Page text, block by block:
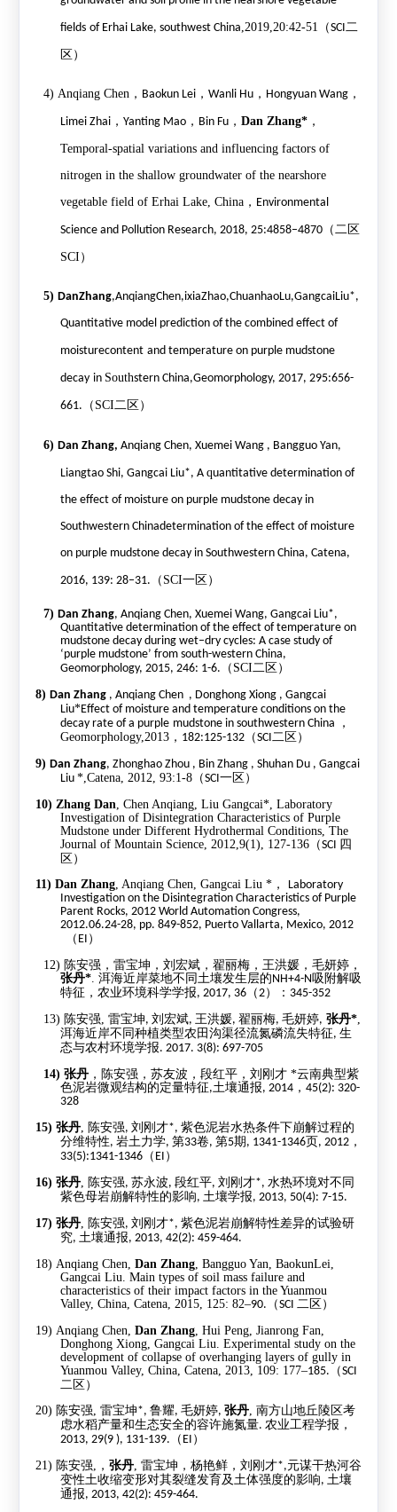
fields of Erhai Lake, southwest China ,2019,20:42-51 （SCI 二
区）
4) Anqiang Chen ， Baokun Lei， Wanli Hu， Hongyuan Wang，
Limei Zhai， Yanting Mao， Bin Fu， Dan Zhang*，
Temporal-spatial variations and influencing factors of
nitrogen in the shallow groundwater of the nearshore
vegetable field of Erhai Lake, China， Environmental
Science and Pollution Research, 2018, 25:4858–4870（二区
SCI ）
5) DanZhang,AnqiangChen,ixiaZhao,ChuanhaoLu,GangcaiLiu*,
Quantitative model prediction of the combined effect of
moisturecontent and temperature on purple mudstone
decay in Southstern China,Geomorphology, 2017, 295:656-
661. （ SCI 二区）
6) Dan Zhang, Anqiang Chen, Xuemei Wang , Bangguo Yan,
Liangtao Shi, Gangcai Liu*, A quantitative determination of
the effect of moisture on purple mudstone decay in
Southwestern Chinadetermination of the effect of moisture
on purple mudstone decay in Southwestern China, Catena,
2016, 139: 28–31. （ SCI一区）
7) Dan Zhang, Anqiang Chen, Xuemei Wang, Gangcai Liu*,
Quantitative determination of the effect of temperature on
mudstone decay during wet–dry cycles: A case study of
‘purple mudstone’ from south-western China,
Geomorphology, 2015, 246: 1-6. （ SCI 二区）
8) Dan Zhang, Anqiang Chen , Donghong Xiong , Gangcai
Liu*Effect of moisture and temperature conditions on the
decay rate of a purple mudstone in southwestern China
，
Geomorphology,2013， 182:125-132（SCI 二区）
9) Dan Zhang, Zhonghao Zhou , Bin Zhang , Shuhan Du , Gangcai
Liu *, Catena, 2012, 93:1-8（SCI一区）
10) Zhang Dan , Chen Anqiang, Liu Gangcai*, Laboratory
Investigation of Disintegration Characteristics of Purple
Mudstone under Different Hydrothermal Conditions, The
Journal of Mountain Science, 2012,9(1), 127-136（SCI 四
区）
11) Dan Zhang, Anqiang Chen, Gangcai Liu *， Laboratory
Investigation on the Disintegration Characteristics of Purple
Parent Rocks, 2012 World Automation Congress,
2012.06.24-28, pp. 849-852, Puerto Vallarta, Mexico, 2012
（ EI ）
12) 陈安强，雷宝坤，刘宏斌，翟丽梅，王洪媛，毛妍婷，
张丹*. 洱海近岸菜地不同土壤发生层的NH+4-N吸附解吸
特征，农业环境科学学报, 2017, 36（2）： 345-352
13) 陈安强 雷宝坤, 刘宏斌, 王洪媛, 翟丽梅, 毛妍婷, 张丹*,
洱海近岸不同种植类型农田沟渠径流氮磷流失特征, 生
态与农村环境学报. 2017. 3(8): 697-705
14) 张丹，陈安强，苏友波，段红平，刘刚才*云南典型紫
色泥岩微观结构的定量特征,土壤通报, 2014， 45(2): 320-
328
15) 张丹, 陈安强, 刘刚才*, 紫色泥岩水热条件下崩解过程的
分维特性, 岩土力学, 第33卷, 第5期, 1341-1346页, 2012，
33(5):1341-1346（ EI ）
16) 张丹, 陈安强, 苏永波, 段红平, 刘刚才*, 水热环境对不同
紫色母岩崩解特性的影响, 土壤学报, 2013, 50(4): 7-15.
17) 张丹, 陈安强, 刘刚才*, 紫色泥岩崩解特性差异的试验研
究, 土壤通报, 2013, 42(2): 459-464.
18) Anqiang Chen, Dan Zhang, Bangguo Yan, BaokunLei,
Gangcai Liu. Main types of soil mass failure and
characteristics of their impact factors in the Yuanmou
Valley, China, Catena, 2015, 125: 82–90. （SCI 二区）
19) Anqiang Chen, Dan Zhang, Hui Peng, Jianrong Fan,
Donghong Xiong, Gangcai Liu. Experimental study on the
development of collapse of overhanging layers of gully in
Yuanmou Valley, China, Catena, 2013, 109: 177–185. （SCI
二区）
20) 陈安强 雷宝坤*, 鲁耀, 毛妍婷, 张丹, 南方山地丘陵区考
虑水稻产量和生态安全的容许施氮量. 农业工程学报，
2013, 29(9 ), 131-139. （ EI ）
21) 陈安强 ， 张丹, 雷宝坤，杨艳鲜，刘刚才*,元谋干热河谷
变性土收缩变形对其裂缝发育及土体强度的影响, 土壤
通报, 2013, 42(2): 459-464.